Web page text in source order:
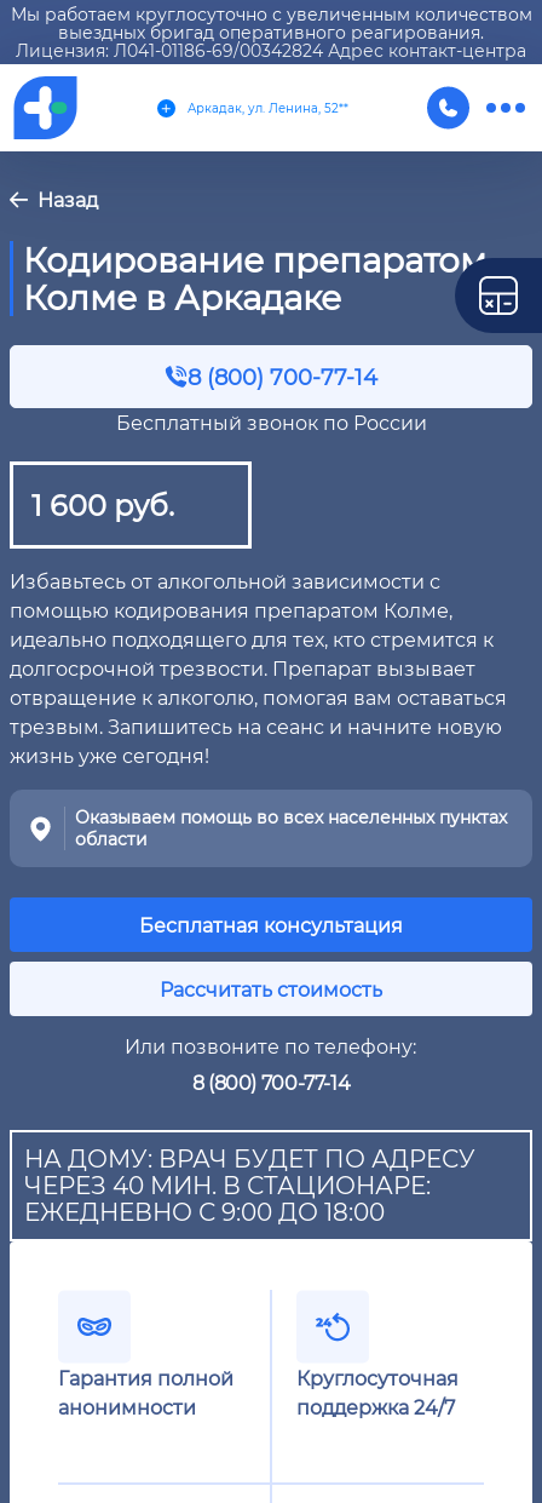
Мы работаем круглосуточно с увеличенным количеством
выездных бригад оперативного реагирования.
Лицензия: Л041-01186-69/00342824 Адрес контакт-центра
Аркадак, ул. Ленина, 52**
Назад
Кодирование препаратом
Колме в Аркадаке
8 (800) 700-77-14
Бесплатный звонок по России
1 600 руб.
Избавьтесь от алкогольной зависимости с
помощью кодирования препаратом Колме,
идеально подходящего для тех, кто стремится к
долгосрочной трезвости. Препарат вызывает
отвращение к алкоголю, помогая вам оставаться
трезвым. Запишитесь на сеанс и начните новую
жизнь уже сегодня!
Оказываем помощь во всех населенных пунктах
области
Бесплатная консультация
Рассчитать стоимость
Или позвоните по телефону:
8 (800) 700-77-14
НА ДОМУ: ВРАЧ БУДЕТ ПО АДРЕСУ
ЧЕРЕЗ 40 МИН. В СТАЦИОНАРЕ:
ЕЖЕДНЕВНО С 9:00 ДО 18:00
Гарантия полной
анонимности
Круглосуточная
поддержка 24/7